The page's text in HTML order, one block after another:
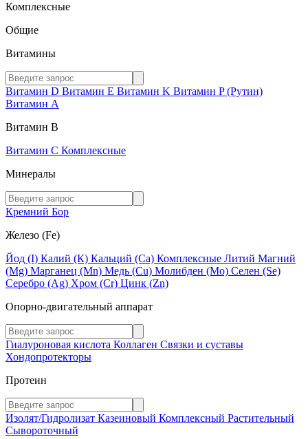
Комплексные
Общие
Витамины
Витамин D Витамин E Витамин K Витамин P (Рутин)
Витамин А
Витамин В
Витамин C Комплексные
Минералы
Кремний Бор
Железо (Fe)
Йод (I) Калий (К) Кальций (Са) Комплексные Литий Магний
(Mg) Марганец (Mn) Медь (Сu) Молибден (Мо) Селен (Se)
Серебро (Ag) Хром (Cr) Цинк (Zn)
Опорно-двигательный аппарат
Гиалуроновая кислота Коллаген Связки и суставы
Хондопротекторы
Протеин
Изолят/Гидролизат Казеиновый Комплексный Растительный
Сывороточный